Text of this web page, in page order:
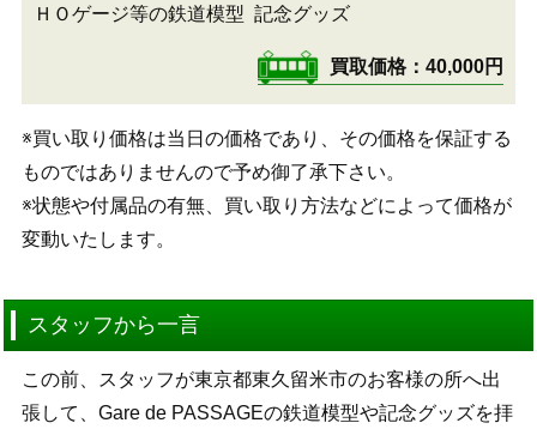
ＨＯゲージ等の鉄道模型 記念グッズ
買取価格 40,000円
※買い取り価格は当日の価格であり、その価格を保証する
ものではありませんので予め御了承下さい。
※状態や付属品の有無、買い取り方法などによって価格が
変動いたします。
スタッフから一言
この前、スタッフが東京都東久留米市のお客様の所へ出
張して、Gare de PASSAGEの鉄道模型や記念グッズを拝